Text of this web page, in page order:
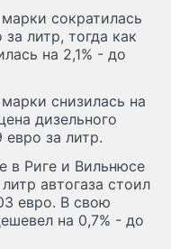
сократилась
литр, тогда как
на 2,1% - до
снизилась на
дизельного
евро за литр.
в Риге и Вильнюсе
автогаза стоил
евро. В свою
на 0,7% - до